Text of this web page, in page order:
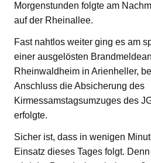
Morgenstunden folgte am
auf der Rheinallee.
Fast nahtlos weiter ging es am
einer ausgelösten
Rheinwaldheim in Arienheller,
Anschluss die Absicherung des
Kirmessamstagsumzuges des
erfolgte.
Sicher ist, dass in wenigen
Einsatz dieses Tages folgt.